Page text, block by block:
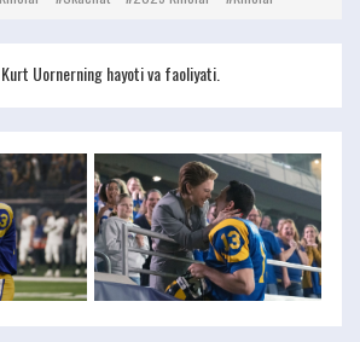
Uornerning hayoti va faoliyati.